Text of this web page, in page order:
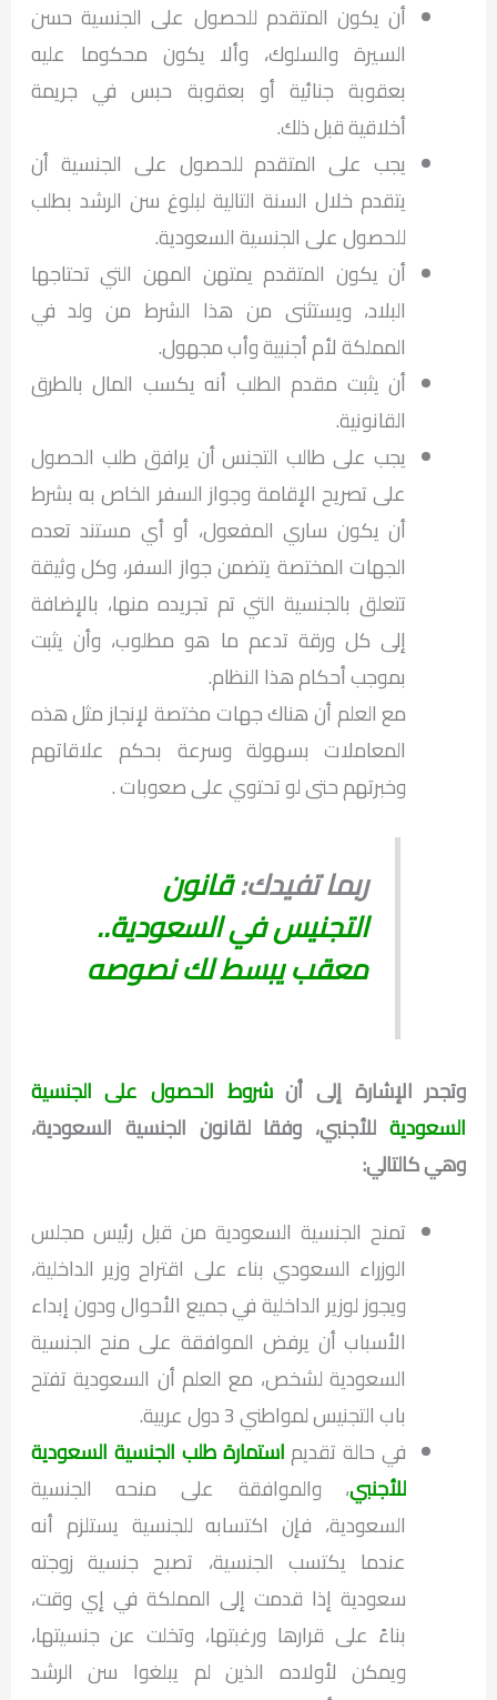
أن يكون المتقدم للحصول على الجنسية حسن
السيرة والسلوك، وألا يكون محكوما عليه
بعقوبة جنائية أو بعقوبة حبس في جريمة
أخلاقية قبل ذلك.
يجب على المتقدم للحصول على الجنسية أن
يتقدم خلال السنة التالية لبلوغ سن الرشد بطلب
للحصول على الجنسية السعودية.
أن يكون المتقدم يمتهن المهن التي تحتاجها
البلاد، ويستثنى من هذا الشرط من ولد في
المملكة لأم أجنبية وأب مجهول.
أن يثبت مقدم الطلب أنه يكسب المال بالطرق
القانونية.
يجب على طالب التجنس أن يرافق طلب الحصول
على تصريح الإقامة وجواز السفر الخاص به بشرط
أن يكون ساري المفعول، أو أي مستند تعده
الجهات المختصة يتضمن جواز السفر، وكل وثيقة
تتعلق بالجنسية التي تم تجريده منها، بالإضافة
إلى كل ورقة تدعم ما هو مطلوب، وأن يثبت
بموجب أحكام هذا النظام.
مع العلم أن هناك جهات مختصة لإنجاز مثل هذه
المعاملات بسهولة وسرعة بحكم علاقاتهم
وخبرتهم حتى لو تحتوي على صعوبات .
ربما تفيدك:قانون
التجنيس في السعودية..
معقب يبسط لك نصوصه
وتجدر الإشارة إلى أنشروط الحصول على الجنسية
السعوديةللأجنبي، وفقا لقانون الجنسية السعودية،
وهي كالتالي:
تمنح الجنسية السعودية من قبل رئيس مجلس
الوزراء السعودي بناء على اقتراح وزير الداخلية،
ويجوز لوزير الداخلية في جميع الأحوال ودون إبداء
الأسباب أن يرفض الموافقة على منح الجنسية
السعودية لشخص، مع العلم أن السعودية تفتح
باب التجنيس لمواطني 3 دول عربية.
في حالة تقديماستمارة طلب الجنسية السعودية
للأجنبي، والموافقة على منحه الجنسية
السعودية، فإن اكتسابه للجنسية يستلزم أنه
عندما يكتسب الجنسية، تصبح جنسية زوجته
سعودية إذا قدمت إلى المملكة في إي وقت،
بناءً على قرارها ورغبتها، وتخلت عن جنسيتها،
ويمكن لأولاده الذين لم يبلغوا سن الرشد